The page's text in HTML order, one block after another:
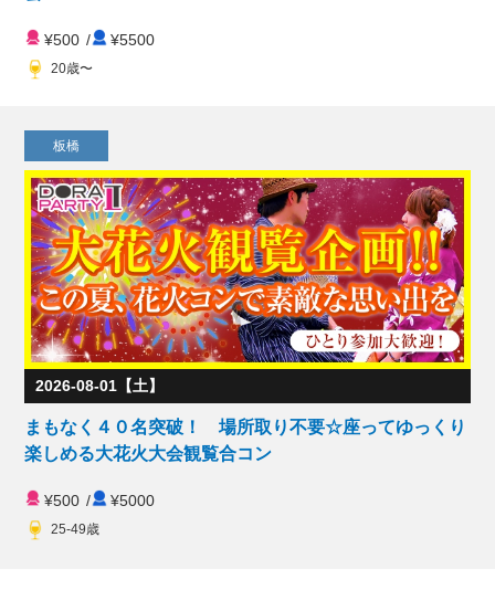
¥500 / ¥5500
20歳〜
板橋
2026-08-01【土】
まもなく４０名突破！ 場所取り不要☆座ってゆっくり
楽しめる大花火大会観覧合コン
¥500 / ¥5000
25-49歳